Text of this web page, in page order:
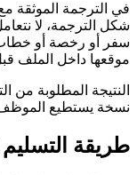
في الترجمة الموثقة
شكل الترجمة، لا
سفر أو رخصة أو خطاب
موقعها داخل الملف
النتيجة المطلوبة
نسخة يستطيع الموظف
طريقة